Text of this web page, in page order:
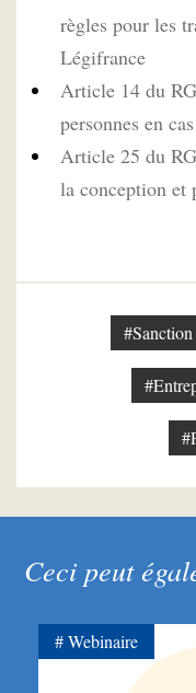
règles pour les
Légifrance
Article 14 du
personnes en
Article 25 du
la conception et
#Sanction
Ceci peut
Webinaire